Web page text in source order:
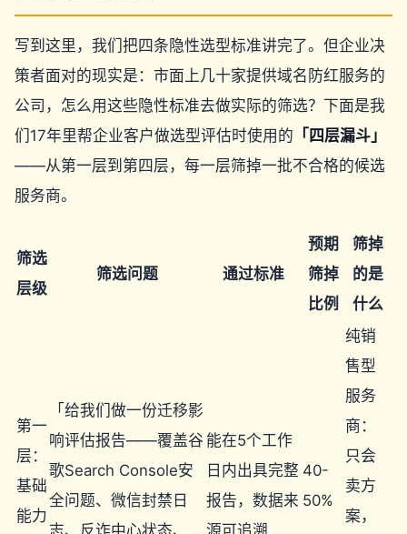
写到这里，我们把四条隐性选型标准讲完了。但企业决
策者面对的现实是：市面上几十家提供域名防红服务的
公司，怎么用这些隐性标准去做实际的筛选？下面是我
们17年里帮企业客户做选型评估时使用的 「四层漏斗」
——从第一层到第四层，每一层筛掉一批不合格的候选
服务商。
筛选
层级
筛选问题 通过标准
预期
筛掉
比例
筛掉
的是
什么
第一
层：
基础
能力
「给我们做一份迁移影
响评估报告——覆盖谷
歌Search Console安
全问题、微信封禁日
志、反诈中心状态、
能在5个工作
日内出具完整
报告，数据来
源可追溯
40-
50%
纯销
售型
服务
商：
只会
卖方
案，